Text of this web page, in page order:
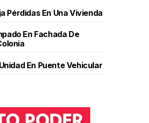
Pérdidas En Una Vivienda
En Fachada De
En Puente Vehicular